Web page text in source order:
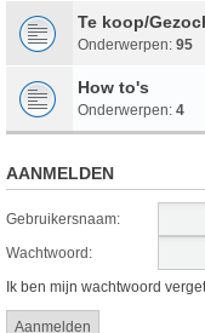
Te koop/
Onderwerpen: 95
How to's
Onderwerpen: 4
AANMELDEN
Gebruikersnaam:
Wachtwoord:
Ik ben mijn wachtwoord